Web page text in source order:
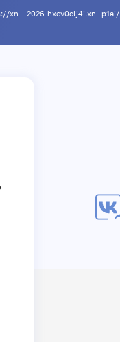
https://xn---2026-hxev0clj4i.xn--p1ai/